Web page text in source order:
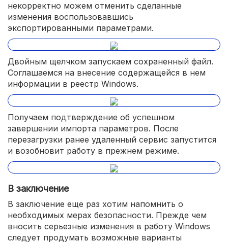
некорректно можем отменить сделанные
изменения воспользовавшись
экспортированными параметрами.
Двойным щелчком запускаем сохраненный файл.
Соглашаемся на внесение содержащейся в нем
информации в реестр Windows.
Получаем подтверждение об успешном
завершении импорта параметров. После
перезагрузки ранее удаленный сервис запустится
и возобновит работу в прежнем режиме.
В заключение
В заключение еще раз хотим напомнить о
необходимых мерах безопасности. Прежде чем
вносить серьезные изменения в работу Windows
следует продумать возможные варианты